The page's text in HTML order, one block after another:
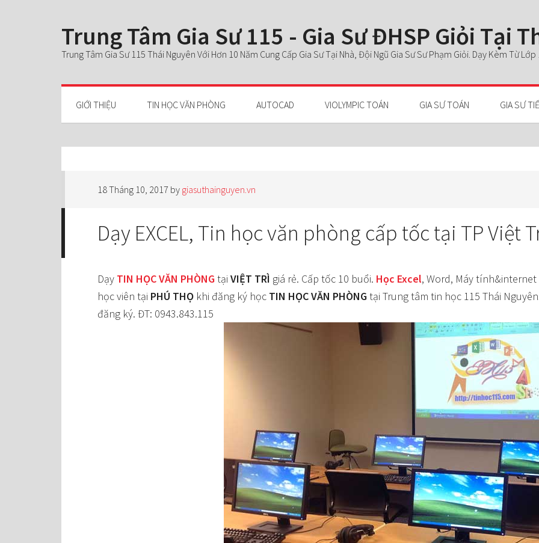
Trung Tâm Gia Sư 115 - Gia Sư ĐHSP Giỏi Tại
Trung Tâm Gia Sư 115 Thái Nguyên Với Hơn 10 Năm Cung Cấp Gia Sư Tại Nhà, Đội Ngũ Gia Sư Sư Phạm Giỏi. Dạy Kèm Từ
GIỚI THIỆU TIN HỌC VĂN PHÒNG AUTOCAD VIOLYMPIC TOÁN GIA SƯ TOÁN GIA SƯ
18 Tháng 10, 2017 by giasuthainguyen.vn
Dạy EXCEL, Tin học văn phòng cấp tốc tại TP Việt
Dạy TIN HỌC VĂN PHÒNGtại VIỆT TRÌ giá rẻ. Cấp tốc 10 buổi. Học Excel, Word, Máy
học viên tại PHÚ THỌ khi đăng ký học TIN HỌC VĂN PHÒNGtại Trung tâm tin học 115 Thái
đăng ký. ĐT: 0943.843.115